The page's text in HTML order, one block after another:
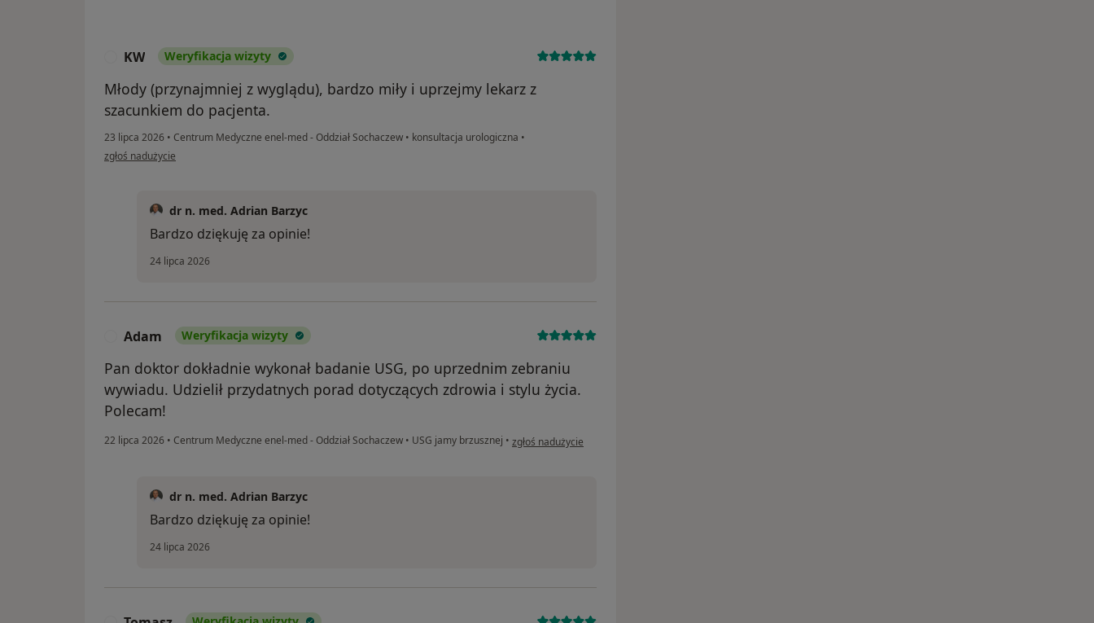
KW Weryfikacja wizyty
Młody (przynajmniej z wyglądu), bardzo miły i uprzejmy lekarz z
szacunkiem do pacjenta.
23 lipca 2026 • Centrum Medyczne enel-med - Oddział Sochaczew • konsultacja urologiczna •
w opinii użytkownika KW
zgłoś nadużycie
dr n. med. Adrian Barzyc
Bardzo dziękuję za opinie!
24 lipca 2026
Adam Weryfikacja wizyty
Pan doktor dokładnie wykonał badanie USG, po uprzednim zebraniu
wywiadu. Udzielił przydatnych porad dotyczących zdrowia i stylu życia.
Polecam!
22 lipca 2026 • Centrum Medyczne enel-med - Oddział Sochaczew • USG jamy brzusznej • w opinii użytkownika Adam
zgłoś nadużycie
dr n. med. Adrian Barzyc
Bardzo dziękuję za opinie!
24 lipca 2026